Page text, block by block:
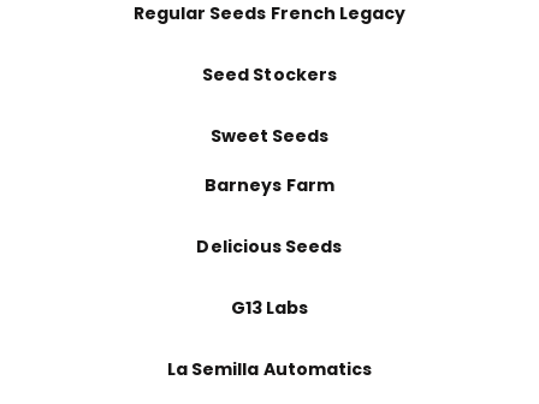
Regular Seeds French Legacy
Seed Stockers
Sweet Seeds
Barneys Farm
Delicious Seeds
G13 Labs
La Semilla Automatics